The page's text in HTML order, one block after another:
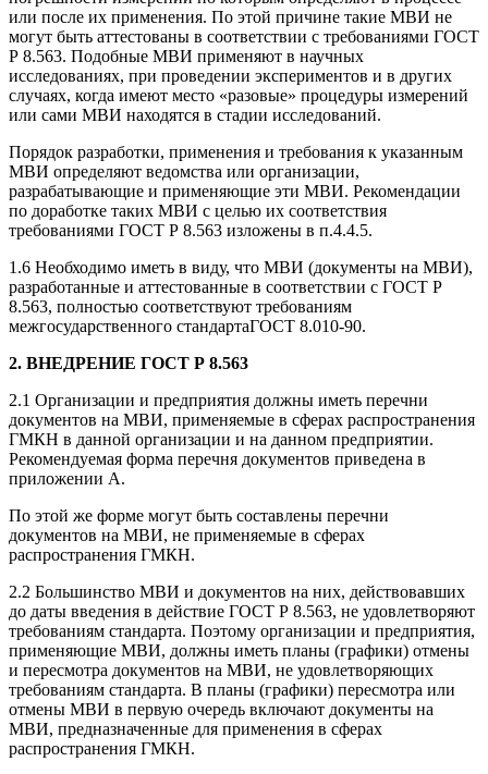
или после их применения. По этой причине такие МВИ не
могут быть аттестованы в соответствии с требованиями ГОСТ
Р 8.563. Подобные МВИ применяют в научных
исследованиях, при проведении экспериментов и в других
случаях, когда имеют место «разовые» процедуры измерений
или сами МВИ находятся в стадии исследований.
Порядок разработки, применения и требования к указанным
МВИ определяют ведомства или организации,
разрабатывающие и применяющие эти МВИ. Рекомендации
по доработке таких МВИ с целью их соответствия
требованиями ГОСТ Р 8.563 изложены в п.4.4.5.
1.6 Необходимо иметь в виду, что МВИ (документы на МВИ),
разработанные и аттестованные в соответствии с ГОСТ Р
8.563, полностью соответствуют требованиям
межгосударственного стандартаГОСТ 8.010-90.
2. ВНЕДРЕНИЕ ГОСТ Р 8.563
2.1 Организации и предприятия должны иметь перечни
документов на МВИ, применяемые в сферах распространения
ГМКН в данной организации и на данном предприятии.
Рекомендуемая форма перечня документов приведена в
приложении А.
По этой же форме могут быть составлены перечни
документов на МВИ, не применяемые в сферах
распространения ГМКН.
2.2 Большинство МВИ и документов на них, действовавших
до даты введения в действие ГОСТ Р 8.563, не удовлетворяют
требованиям стандарта. Поэтому организации и предприятия,
применяющие МВИ, должны иметь планы (графики) отмены
и пересмотра документов на МВИ, не удовлетворяющих
требованиям стандарта. В планы (графики) пересмотра или
отмены МВИ в первую очередь включают документы на
МВИ, предназначенные для применения в сферах
распространения ГМКН.